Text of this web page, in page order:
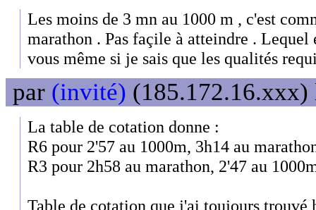
Les moins de 3 mn au 1000 m , c'est
marathon . Pas façile à atteindre .
vous même si je sais que les qualités
par (invité) (185.172.16.xxx)
La table de cotation donne :
R6 pour 2'57 au 1000m, 3h14 au
R3 pour 2h58 au marathon, 2'47 au
Table de cotation que j'ai toujours trouvé